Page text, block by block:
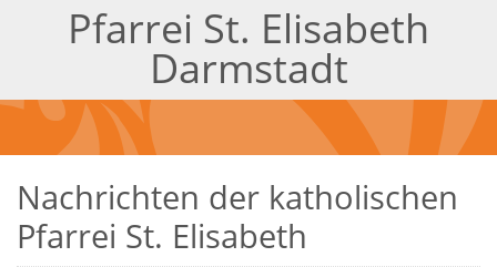
Pfarrei St. Elisabeth
Darmstadt
Nachrichten der katholischen
Pfarrei St. Elisabeth